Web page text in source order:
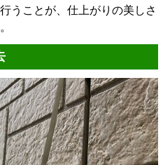
うことが、仕上がりの美しさ